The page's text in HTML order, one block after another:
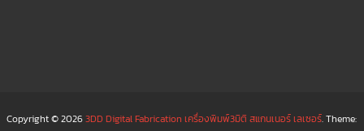
Copyright © 20263DD Digital Fabrication เครื่องพิมพ์3มิติ สแกนเนอร์ เลเซอร์. Theme: